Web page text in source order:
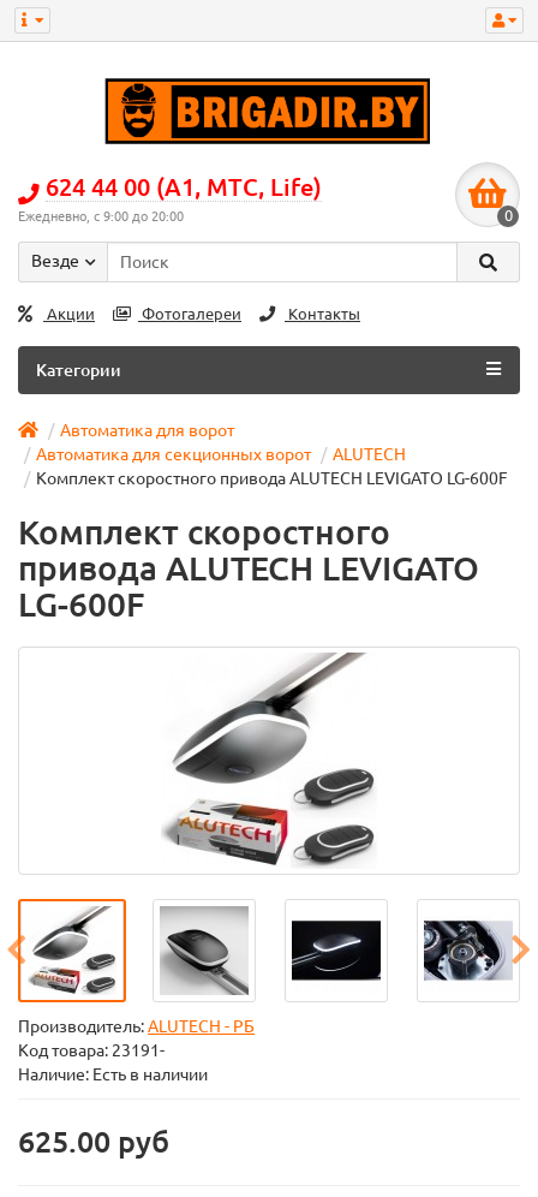
624 44 00 (А1, МТС, Life)
Ежедневно, с 9:00 до 20:00 0
Везде
Акции Фотогалереи Контакты
Категории
Автоматика для ворот
Автоматика для секционных ворот
ALUTECH
Комплект скоростного привода ALUTECH LEVIGATO LG-600F
Комплект скоростного
привода ALUTECH LEVIGATO
LG-600F
Производитель:ALUTECH - РБ
Код товара: 23191-
Наличие: Есть в наличии
625.00 руб